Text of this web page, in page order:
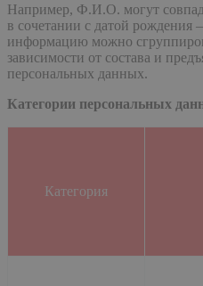
Например, Ф.И.О. могут
в сочетании с датой
информацию можно
зависимости от состава и
персональных данных.
Категории персональных
Категория